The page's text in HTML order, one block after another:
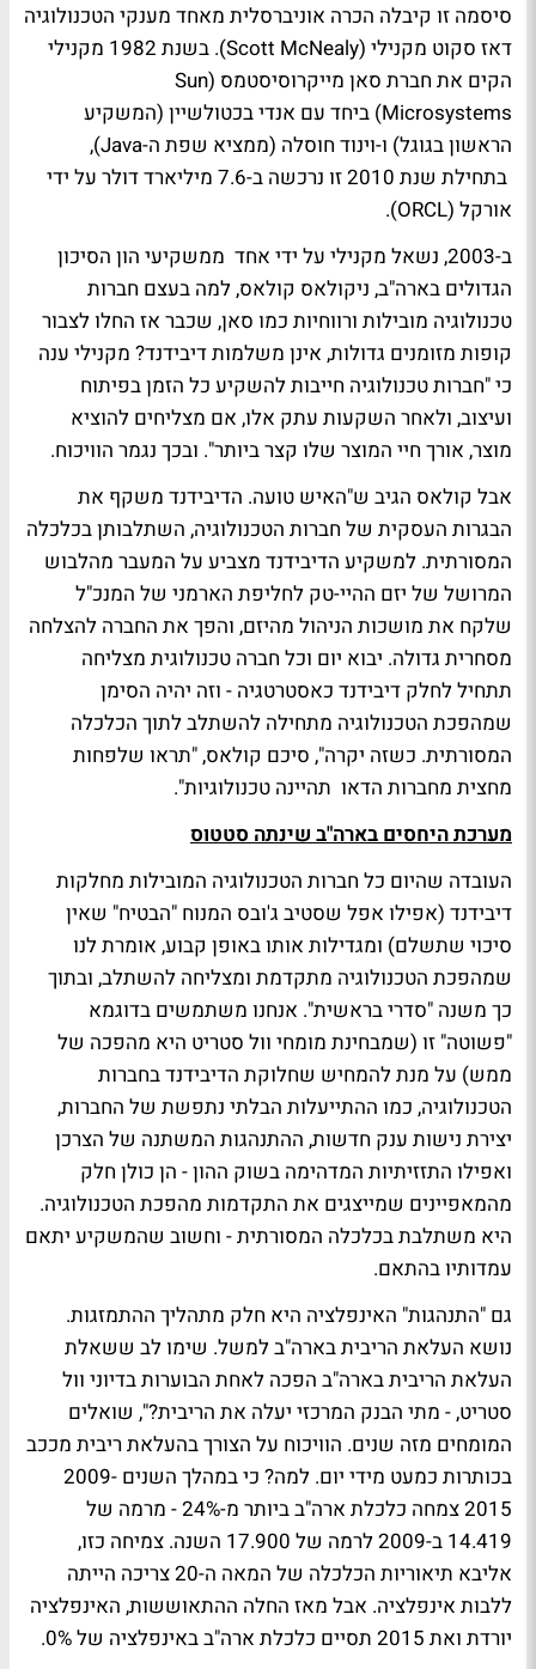
סיסמה זו קיבלה הכרה אוניברסלית מאחד מענקי הטכנולוגיה
דאז סקוט מקנילי (Scott McNealy). בשנת 1982 מקנילי
הקים את חברת סאן מייקרוסיסטמס (Sun
Microsystems) ביחד עם אנדי בכטולשיין (המשקיע
הראשון בגוגל) ו-וינוד חוסלה (ממציא שפת ה-Java),
בתחילת שנת 2010 זו נרכשה ב-7.6 מיליארד דולר על ידי
אורקל (ORCL).
ב-2003, נשאל מקנילי על ידי אחד ממשקיעי הון הסיכון
הגדולים בארה"ב, ניקולאס קולאס, למה בעצם חברות
טכנולוגיה מובילות ורווחיות כמו סאן, שכבר אז החלו לצבור
קופות מזומנים גדולות, אינן משלמות דיבידנד? מקנילי ענה
כי "חברות טכנולוגיה חייבות להשקיע כל הזמן בפיתוח
ועיצוב, ולאחר השקעות עתק אלו, אם מצליחים להוציא
מוצר, אורך חיי המוצר שלו קצר ביותר". ובכך נגמר הוויכוח.
אבל קולאס הגיב ש"האיש טועה. הדיבידנד משקף את
הבגרות העסקית של חברות הטכנולוגיה, השתלבותן בכלכלה
המסורתית. למשקיע הדיבידנד מצביע על המעבר מהלבוש
המרושל של יזם ההיי-טק לחליפת הארמני של המנכ"ל
שלקח את מושכות הניהול מהיזם, והפך את החברה להצלחה
מסחרית גדולה. יבוא יום וכל חברה טכנולוגית מצליחה
תתחיל לחלק דיבידנד כאסטרטגיה - וזה יהיה הסימן
שמהפכת הטכנולוגיה מתחילה להשתלב לתוך הכלכלה
המסורתית. כשזה יקרה", סיכם קולאס, "תראו שלפחות
מחצית מחברות הדאו תהיינה טכנולוגיות".
מערכת היחסים בארה"ב שינתה סטטוס
העובדה שהיום כל חברות הטכנולוגיה המובילות מחלקות
דיבידנד (אפילו אפל שסטיב ג'ובס המנוח "הבטיח" שאין
סיכוי שתשלם) ומגדילות אותו באופן קבוע, אומרת לנו
שמהפכת הטכנולוגיה מתקדמת ומצליחה להשתלב, ובתוך
כך משנה "סדרי בראשית". אנחנו משתמשים בדוגמא
"פשוטה" זו (שמבחינת מומחי וול סטריט היא מהפכה של
ממש) על מנת להמחיש שחלוקת הדיבידנד בחברות
הטכנולוגיה, כמו ההתייעלות הבלתי נתפשת של החברות,
יצירת נישות ענק חדשות, ההתנהגות המשתנה של הצרכן
ואפילו התזזיתיות המדהימה בשוק ההון - הן כולן חלק
מהמאפיינים שמייצגים את התקדמות מהפכת הטכנולוגיה.
היא משתלבת בכלכלה המסורתית - וחשוב שהמשקיע יתאם
עמדותיו בהתאם.
גם "התנהגות" האינפלציה היא חלק מתהליך ההתמזגות.
נושא העלאת הריבית בארה"ב למשל. שימו לב ששאלת
העלאת הריבית בארה"ב הפכה לאחת הבוערות בדיוני וול
סטריט, - מתי הבנק המרכזי יעלה את הריבית?", שואלים
המומחים מזה שנים. הוויכוח על הצורך בהעלאת ריבית מככב
בכותרות כמעט מידי יום. למה? כי במהלך השנים 2009-
2015 צמחה כלכלת ארה"ב ביותר מ-24% - מרמה של
14.419 ב-2009 לרמה של 17.900 השנה. צמיחה כזו,
אליבא תיאוריות הכלכלה של המאה ה-20 צריכה הייתה
ללבות אינפלציה. אבל מאז החלה ההתאוששות, האינפלציה
יורדת ואת 2015 תסיים כלכלת ארה"ב באינפלציה של 0%.